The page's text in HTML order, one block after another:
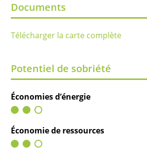
Documents
Télécharger la carte complète
Potentiel de sobriété
Économies d’énergie
Économie de ressources